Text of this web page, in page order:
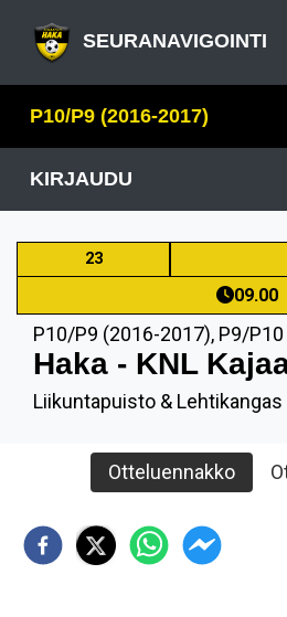
SEURANAVIGOINTI
P10/P9 (2016-2017)
KIRJAUDU
23
09.00
P10/P9 (2016-2017), P9/
Haka - KNL
Liikuntapuisto & Lehtikangas
Otteluennakko